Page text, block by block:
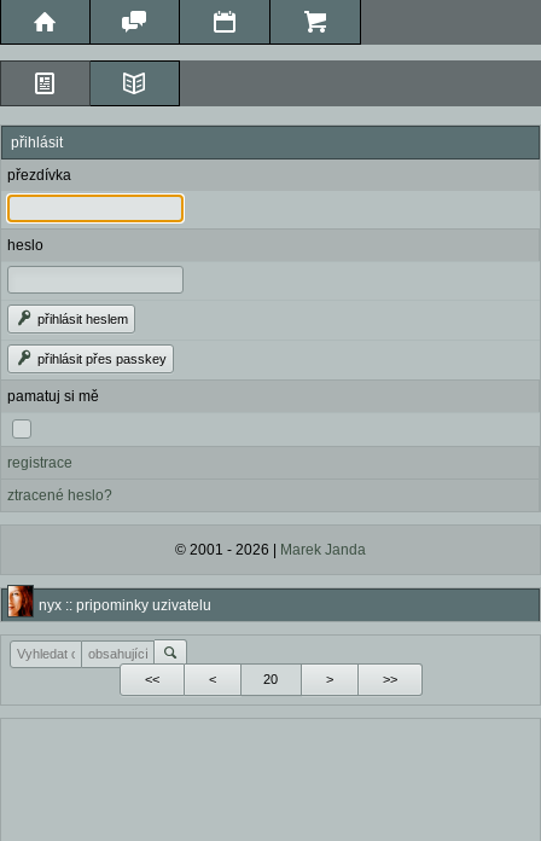
přihlásit
přezdívka
heslo
přihlásit heslem
přihlásit přes passkey
pamatuj si mě
registrace
ztracené heslo?
© 2001 - 2026 | Marek Janda
nyx :: pripominky uzivatelu
<< < > >>